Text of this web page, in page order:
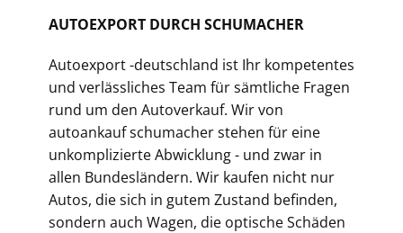
AUTOEXPORT DURCH SCHUMACHER
Autoexport -deutschland ist Ihr kompetentes
und verlässliches Team für sämtliche Fragen
rund um den Autoverkauf. Wir von
autoankauf schumacher stehen für eine
unkomplizierte Abwicklung - und zwar in
allen Bundesländern. Wir kaufen nicht nur
Autos, die sich in gutem Zustand befinden,
sondern auch Wagen, die optische Schäden